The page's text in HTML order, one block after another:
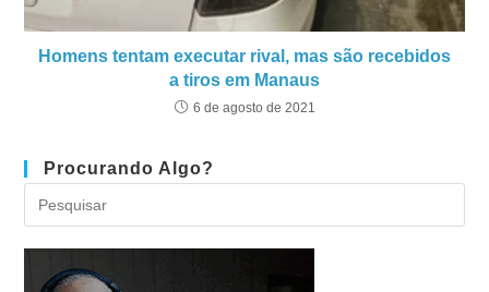
Homens tentam executar rival, mas são recebidos
a tiros em Manaus
6 de agosto de 2021
Procurando Algo?